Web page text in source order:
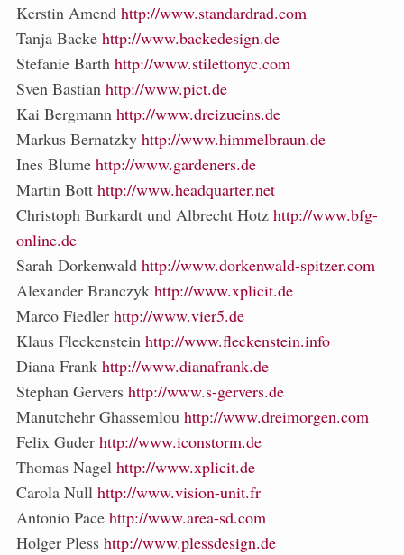
Kerstin Amend http://www.standardrad.com
Tanja Backe http://www.backedesign.de
Stefanie Barth http://www.stilettonyc.com
Sven Bastian http://www.pict.de
Kai Bergmann http://www.dreizueins.de
Markus Bernatzky http://www.himmelbraun.de
Ines Blume http://www.gardeners.de
Martin Bott http://www.headquarter.net
Christoph Burkardt und Albrecht Hotz http://www.bfg-
online.de
Sarah Dorkenwald http://www.dorkenwald-spitzer.com
Alexander Branczyk http://www.xplicit.de
Marco Fiedler http://www.vier5.de
Klaus Fleckenstein http://www.fleckenstein.info
Diana Frank http://www.dianafrank.de
Stephan Gervers http://www.s-gervers.de
Manutchehr Ghassemlou http://www.dreimorgen.com
Felix Guder http://www.iconstorm.de
Thomas Nagel http://www.xplicit.de
Carola Null http://www.vision-unit.fr
Antonio Pace http://www.area-sd.com
Holger Pless http://www.plessdesign.de